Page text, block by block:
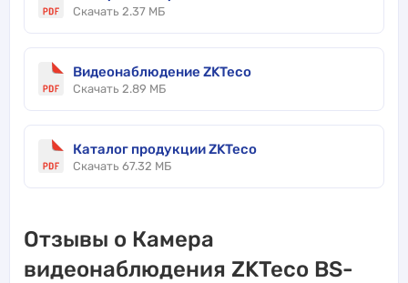
Скачать 2.37 МБ
Видеонаблюдение ZKTeco
Скачать 2.89 МБ
Каталог продукции ZKTeco
Скачать 67.32 МБ
Отзывы о Камера
видеонаблюдения ZKTeco BS-